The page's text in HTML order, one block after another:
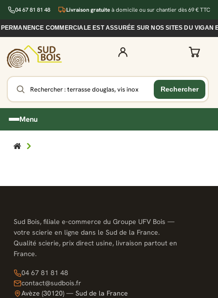
04 67 81 81 48 Livraison gratuite à domicile ou sur chantier dès 69 € TTC
COMMERCIALE EST ASSURÉE SUR NOS SITES DU
Menu
Sud Bois, filiale e-commerce du Groupe UFV Bois —
votre scierie en ligne dans le Sud de la France.
Qualité scierie, prix direct usine, livraison partout en
France.
04 67 81 81 48
contact@sudbois.fr
Avèze (30120) — Sud de la France